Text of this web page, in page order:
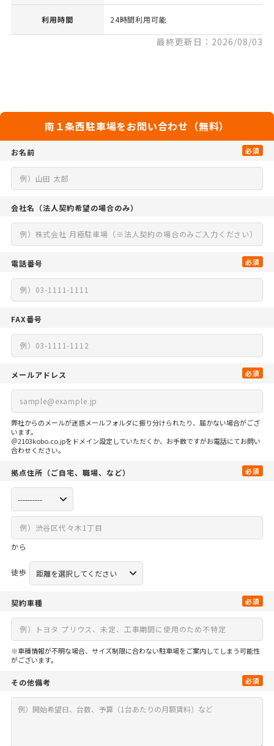
利用時間 24時間利用可能
最終更新日：2026/08/03
南１条西駐車場をお問い合わせ（無料）
お名前 必須
会社名 （法人契約希望の場合のみ）
電話番号 必須
FAX番号
メールアドレス 必須
弊社からのメールが迷惑メールフォルダに振り分けられたり、届かない場合がござ
います。
＠2103kobo.co.jpをドメイン設定していただくか、お手数ですがお電話にてお問い
合わせください。
拠点住所 （ご自宅、 職場、など） 必須
から
徒歩
契約車種 必須
※車種情報が不明な場合、サイズ制限に合わない駐車場をご案内してしまう可能性
がございます。
その他備考 必須